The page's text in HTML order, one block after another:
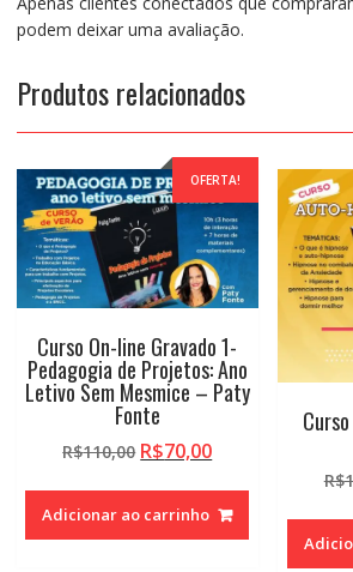
podem deixar uma avaliação.
Produtos relacionados
OFERTA!
Curso On-line Gravado 1-
Pedagogia de Projetos: Ano
Letivo Sem Mesmice – Paty
Fonte
R$110,00 O
original
era:
R$70,00O
atual
é:
Adicionar ao carrinho
R$